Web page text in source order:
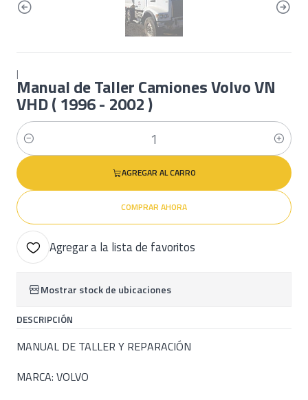
|
Manual de Taller Camiones Volvo VN
VHD ( 1996 - 2002 )
Cantidad
AGREGAR AL CARRO
COMPRAR AHORA
Agregar a la lista de favoritos
Mostrar stock de ubicaciones
DESCRIPCIÓN
MANUAL DE TALLER Y REPARACIÓN
MARCA: VOLVO